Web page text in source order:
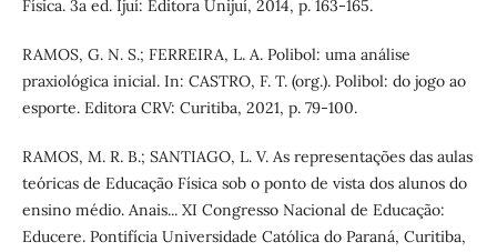
Física. 3a ed. Ijuí: Editora Unijuí, 2014, p. 163-165.
RAMOS, G. N. S.; FERREIRA, L. A. Polibol: uma análise
praxiológica inicial. In: CASTRO, F. T. (org.). Polibol: do jogo ao
esporte. Editora CRV: Curitiba, 2021, p. 79-100.
RAMOS, M. R. B.; SANTIAGO, L. V. As representações das aulas
teóricas de Educação Física sob o ponto de vista dos alunos do
ensino médio. Anais... XI Congresso Nacional de Educação:
Educere. Pontifícia Universidade Católica do Paraná, Curitiba,